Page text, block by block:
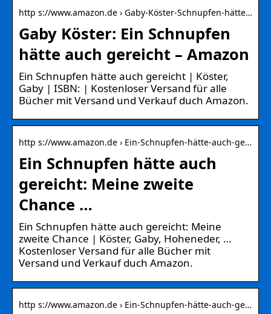
http s://www.amazon.de › Gaby-Köster-Schnupfen-hätte…
Gaby Köster: Ein Schnupfen
hätte auch gereicht – Amazon
Ein Schnupfen hätte auch gereicht | Köster,
Gaby | ISBN: | Kostenloser Versand für alle
Bücher mit Versand und Verkauf duch Amazon.
http s://www.amazon.de › Ein-Schnupfen-hätte-auch-ge…
Ein Schnupfen hätte auch
gereicht: Meine zweite
Chance …
Ein Schnupfen hätte auch gereicht: Meine
zweite Chance | Köster, Gaby, Hoheneder, …
Kostenloser Versand für alle Bücher mit
Versand und Verkauf duch Amazon.
http s://www.amazon.de › Ein-Schnupfen-hätte-auch-ge…